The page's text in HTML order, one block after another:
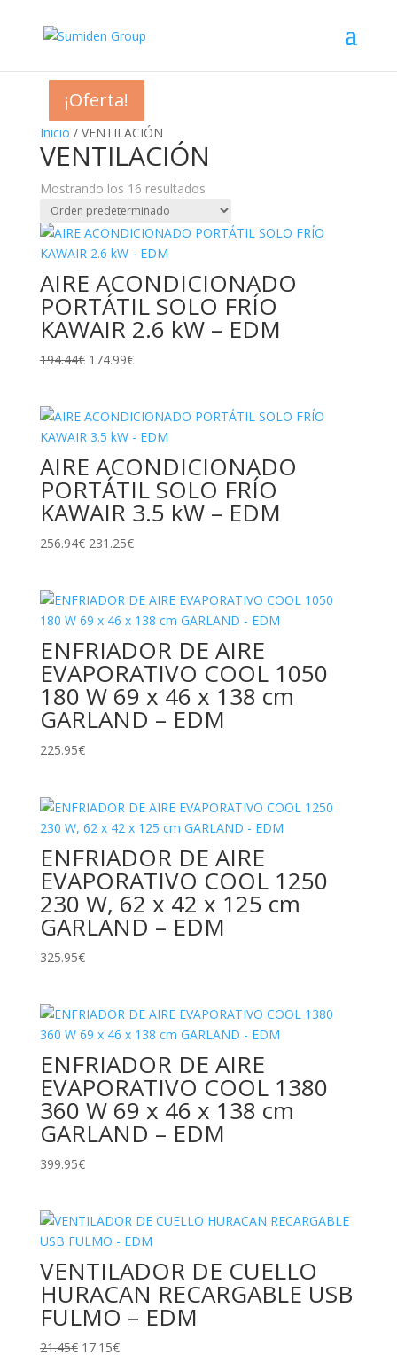
Inicio / VENTILACIÓN
VENTILACIÓN
Mostrando los 16 resultados
¡Oferta!
AIRE ACONDICIONADO
PORTÁTIL SOLO FRÍO
KAWAIR 2.6 kW – EDM
194.44€ El
era:
194.44€.
174.99€El
es:
174.99€.
¡Oferta!
AIRE ACONDICIONADO
PORTÁTIL SOLO FRÍO
KAWAIR 3.5 kW – EDM
256.94€ El
era:
256.94€.
231.25€El
es:
231.25€.
ENFRIADOR DE AIRE
EVAPORATIVO COOL 1050
180 W 69 x 46 x 138 cm
GARLAND – EDM
225.95€
ENFRIADOR DE AIRE
EVAPORATIVO COOL 1250
230 W, 62 x 42 x 125 cm
GARLAND – EDM
325.95€
ENFRIADOR DE AIRE
EVAPORATIVO COOL 1380
360 W 69 x 46 x 138 cm
GARLAND – EDM
399.95€
¡Oferta!
VENTILADOR DE CUELLO
HURACAN RECARGABLE USB
FULMO – EDM
21.45€ El
17.15€El
¡Oferta!
¡Oferta!
¡Oferta!
¡Oferta!
¡Oferta!
¡Oferta!
¡Oferta!
¡Oferta!
¡Oferta!
¡Oferta!